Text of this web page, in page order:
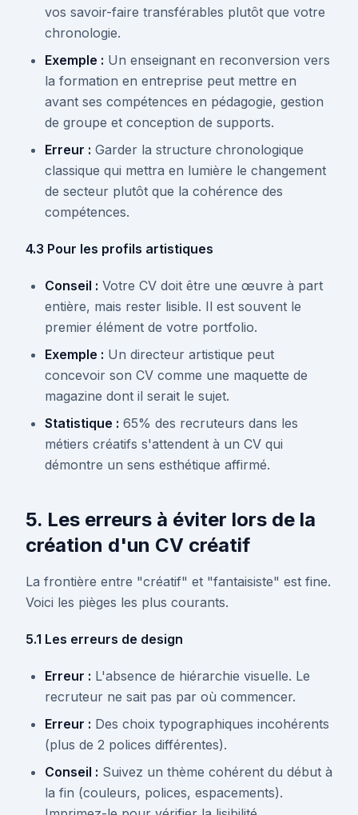
vos savoir-faire transférables plutôt que votre
chronologie.
Exemple : Un enseignant en reconversion vers
la formation en entreprise peut mettre en
avant ses compétences en pédagogie, gestion
de groupe et conception de supports.
Erreur : Garder la structure chronologique
classique qui mettra en lumière le changement
de secteur plutôt que la cohérence des
compétences.
4.3 Pour les profils artistiques
Conseil : Votre CV doit être une œuvre à part
entière, mais rester lisible. Il est souvent le
premier élément de votre portfolio.
Exemple : Un directeur artistique peut
concevoir son CV comme une maquette de
magazine dont il serait le sujet.
Statistique : 65% des recruteurs dans les
métiers créatifs s'attendent à un CV qui
démontre un sens esthétique affirmé.
5. Les erreurs à éviter lors de la
création d'un CV créatif
La frontière entre "créatif" et "fantaisiste" est fine.
Voici les pièges les plus courants.
5.1 Les erreurs de design
Erreur : L'absence de hiérarchie visuelle. Le
recruteur ne sait pas par où commencer.
Erreur : Des choix typographiques incohérents
(plus de 2 polices différentes).
Conseil : Suivez un thème cohérent du début à
la fin (couleurs, polices, espacements).